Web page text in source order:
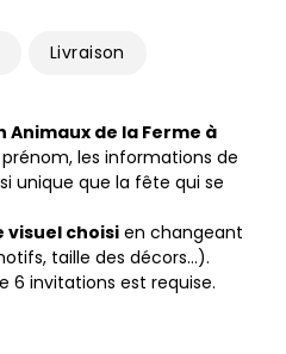
Livraison
de la Ferme à
les informations de
unique que la fête qui se
visuel choisi en changeant
taille des décors…).
6 invitations est requise.